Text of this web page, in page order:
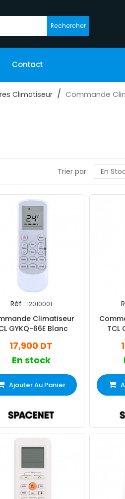
Rechercher
Contact
Climatiseur Commande
Trier par: En
Réf : 12010001
Climatiseur
GYKQ-66E Blanc
17,900 DT
En stock
Ajouter Au Panier
TCL